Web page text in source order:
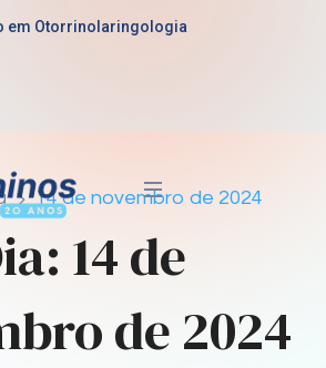
em Otorrinolaringologia
14 de novembro de 2024
14 de
de 2024